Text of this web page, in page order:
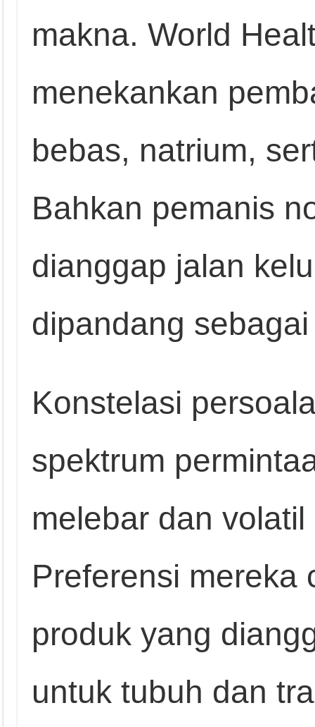
makna. World
menekankan
bebas, natrium,
Bahkan pemanis
dianggap jalan
dipandang
Konstelasi
spektrum
melebar dan
Preferensi mereka
produk yang
untuk tubuh dan